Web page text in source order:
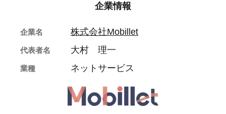
企業情報
企業名 株式会社Mobillet
代表者名 大村 理一
業種 ネットサービス